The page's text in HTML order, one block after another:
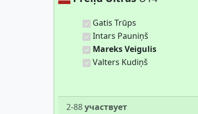
Gatis Trūps
Intars Pauniņš
Mareks Veigulis
Valters Kudiņš
2-88участвует